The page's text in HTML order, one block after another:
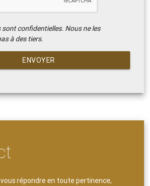
confidentielles. Nous ne les
à des tiers.
ENVOYER
répondre en toute pertinence,